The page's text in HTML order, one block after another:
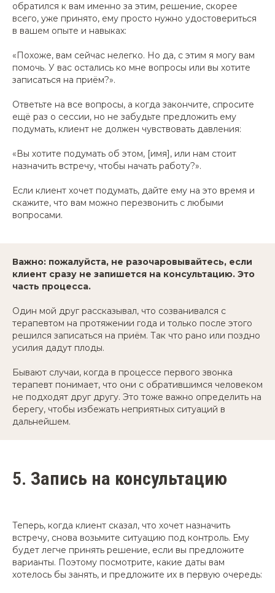
обратился к вам именно за этим, решение, скорее
всего, уже принято, ему просто нужно удостовериться
в вашем опыте и навыках:
«Похоже, вам сейчас нелегко. Но да, с этим я могу вам
помочь. У вас остались ко мне вопросы или вы хотите
записаться на приём?».
Ответьте на все вопросы, а когда закончите, спросите
ещё раз о сессии, но не забудьте предложить ему
подумать, клиент не должен чувствовать давления:
«Вы хотите подумать об этом, [имя], или нам стоит
назначить встречу, чтобы начать работу?».
Если клиент хочет подумать, дайте ему на это время и
скажите, что вам можно перезвонить с любыми
вопросами.
Важно: пожалуйста, не разочаровывайтесь, если
клиент сразу не запишется на консультацию. Это
часть процесса.
Один мой друг рассказывал, что созванивался с
терапевтом на протяжении года и только после этого
решился записаться на приём. Так что рано или поздно
усилия дадут плоды.
Бывают случаи, когда в процессе первого звонка
терапевт понимает, что они с обратившимся человеком
не подходят друг другу. Это тоже важно определить на
берегу, чтобы избежать неприятных ситуаций в
дальнейшем.
5. Запись на консультацию
Теперь, когда клиент сказал, что хочет назначить
встречу, снова возьмите ситуацию под контроль. Ему
будет легче принять решение, если вы предложите
варианты. Поэтому посмотрите, какие даты вам
хотелось бы занять, и предложите их в первую очередь: